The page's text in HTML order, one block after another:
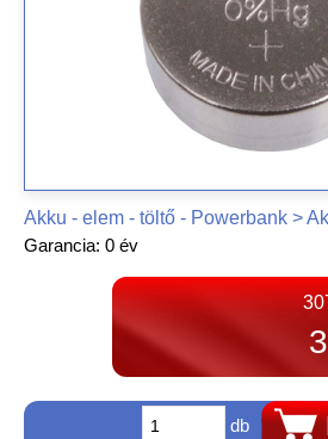
db
Akku - elem - töltő - Powerbank >
Garancia: 0 év